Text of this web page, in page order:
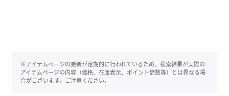
※アイテムページの更新が定期的に行われているため、検索結果が実際の
アイテムページの内容（価格、在庫表示、ポイント倍数等）とは異なる場
合がございます。ご注意ください。